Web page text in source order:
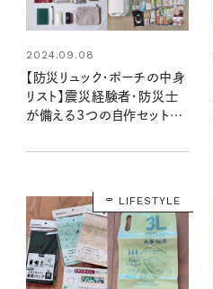
2024.09.08
【防災リュック・ポーチの中身
リスト】震災経験者・防災士
が備える3つの自作セット。
いざというときの味方に
LIFESTYLE